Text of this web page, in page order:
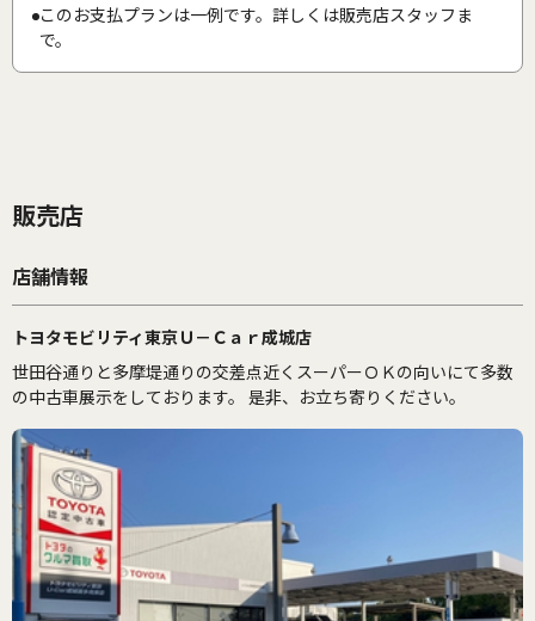
このお支払プランは一例です。詳しくは販売店スタッフま
で。
販売店
店舗情報
トヨタモビリティ東京Ｕ－Ｃａｒ成城店
世田谷通りと多摩堤通りの交差点近くスーパーＯＫの向いにて多数
の中古車展示をしております。 是非、お立ち寄りください。